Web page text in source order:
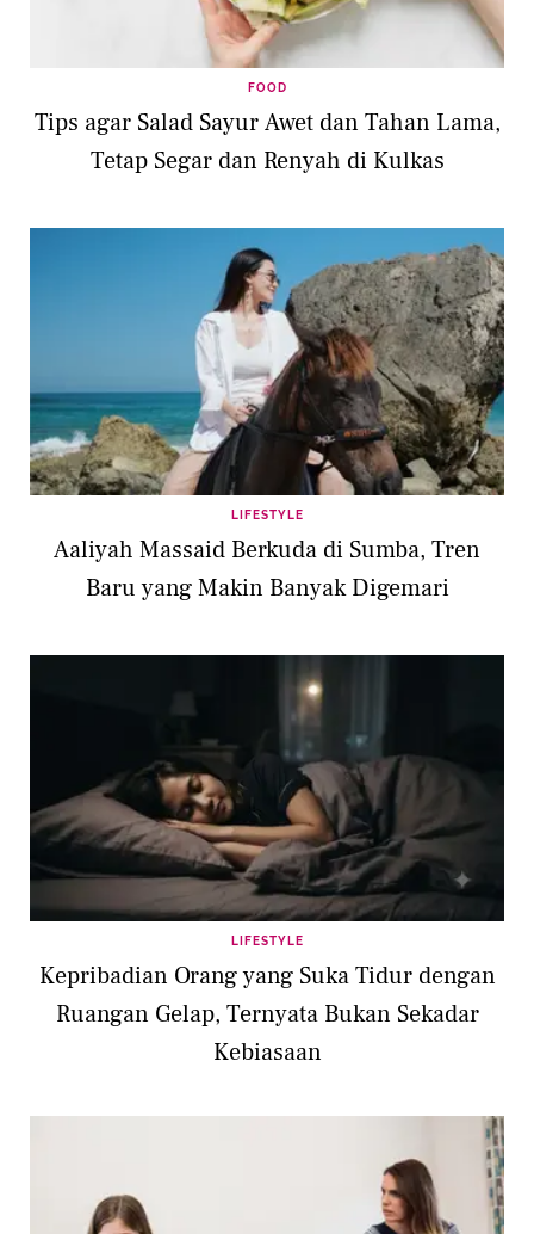
FOOD
Tips agar Salad Sayur Awet dan Tahan Lama,
Tetap Segar dan Renyah di Kulkas
LIFESTYLE
Aaliyah Massaid Berkuda di Sumba, Tren
Baru yang Makin Banyak Digemari
LIFESTYLE
Kepribadian Orang yang Suka Tidur dengan
Ruangan Gelap, Ternyata Bukan Sekadar
Kebiasaan